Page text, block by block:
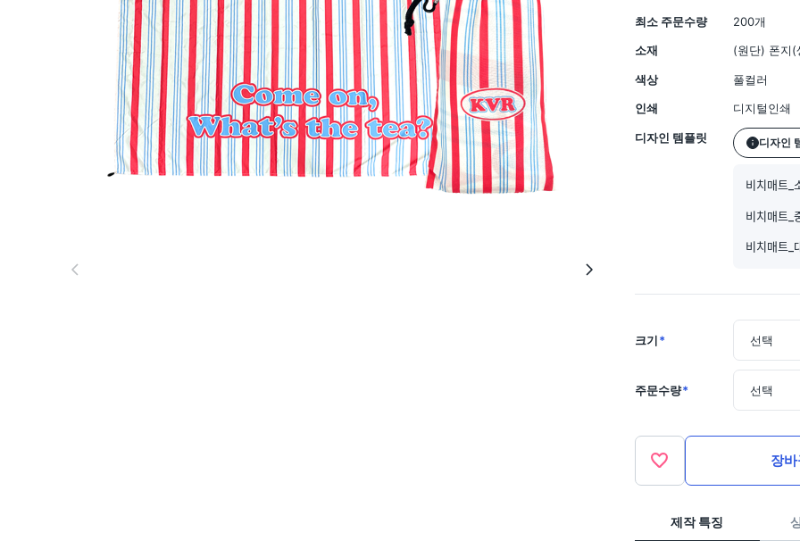
최소 주문수량 200개
소재 (원단) 폰지(
색상 풀컬러
인쇄 디지털인쇄
디자인 템플릿 디자인
크기* 선택
주문수량* 선택
장
제작 특징